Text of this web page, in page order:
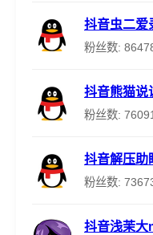
抖音虫二爱
粉丝数:
抖音熊猫说
粉丝数:
抖音解压助
粉丝数:
抖音浅茉